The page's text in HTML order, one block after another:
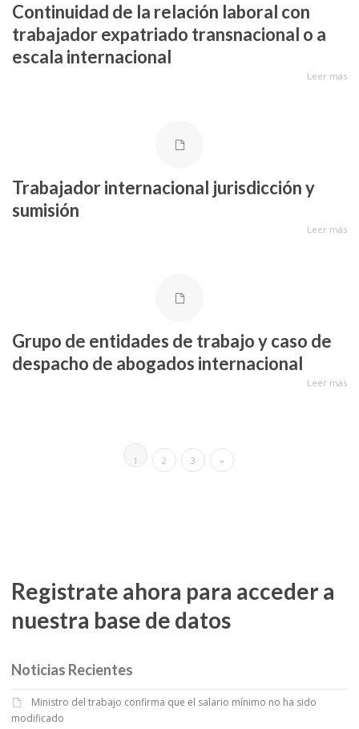
Continuidad de la relación laboral con
trabajador expatriado transnacional o a
escala internacional
Leer más
Trabajador internacional jurisdicción y
sumisión
Leer más
Grupo de entidades de trabajo y caso de
despacho de abogados internacional
Leer más
1 2 3 »
Registrate ahora para acceder a
nuestra base de datos
Noticias Recientes
Ministro del trabajo confirma que el salario mínimo no ha sido
modificado